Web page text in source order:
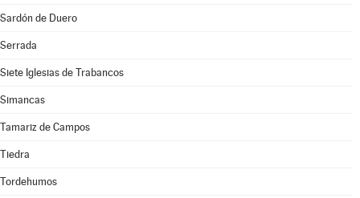
Sardón de Duero
Serrada
Siete Iglesias de Trabancos
Simancas
Tamariz de Campos
Tiedra
Tordehumos